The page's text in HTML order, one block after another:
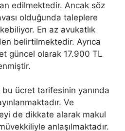
edilmektedir. Ancak söz
olduğunda taleplere
En az avukatlık
belirtilmektedir. Ayrıca
güncel olarak 17.900 TL
ücret tarifesinin yanında
Ve
de dikkate alarak makul
anlaşılmaktadır.